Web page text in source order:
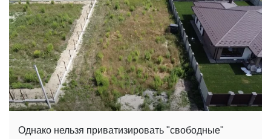
Однако нельзя приватизировать "свободные"